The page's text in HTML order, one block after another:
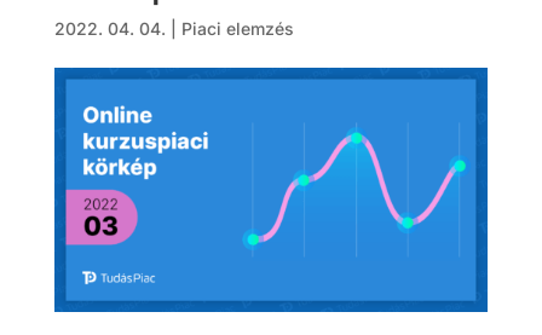
2022. 04. 04. Piaci elemzés